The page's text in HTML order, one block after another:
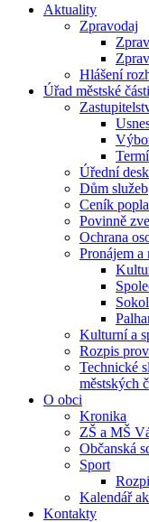
Aktuality
Zpravodaj
Hlášení
Úřad městské části
Úřední
Dům služeb
Ceník
Povinně
Ochrana
Pronájem a
Kulturní a
Rozpis
Technické
městských
O obci
Kronika
ZŠ a MŠ
Občanská
Sport
Kalendář
Kontakty